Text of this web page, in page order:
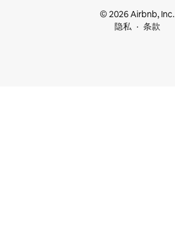
© 2026 Airbnb, Inc.
隐私
条款